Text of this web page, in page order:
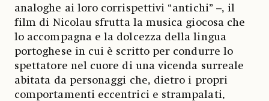
analoghe ai loro corrispettivi “antichi” –, il
film di Nicolau sfrutta la musica giocosa che
lo accompagna e la dolcezza della lingua
portoghese in cui è scritto per condurre lo
spettatore nel cuore di una vicenda surreale
abitata da personaggi che, dietro i propri
comportamenti eccentrici e strampalati,